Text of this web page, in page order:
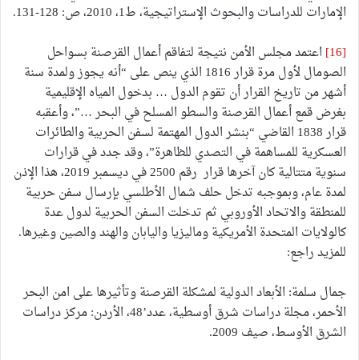
الإمارات للدراسات والبحوث الإستراتيجية، ط1، 2010، ص: 128-131.
[16]
اعتمد مجلس الأمن نتيجة لتفاقم أعمال القرصنة بسواحل
الصومال لأول مرة قرار 1816 الذي ينص على “أنه يجوز ولمدة سنة
أشهر من تاريخ القرار أن تقوم الدول … بدخول المياه الإقليمية
بغرض قمع أعمال القرصنة والسطو المسلح في البحر …”، وأعقبه
قرار 1838 القاضي “بنشر الدول المهتمة لسفن الحربية والطائرات
العسكرية للمساهمة في التصدي للظاهرة”، وقد جدد في قرارات
سنوية متتالية كان آخرها قرار رقم 2500 في ديسمبر 2019، هذا الإذن
لمدة عام، وبموجبه تدخل حلف شمال الأطلسي بإرسال سفن حربية
للمنطقة والاتحاد الأوروبي ثم تدخلت السفن الحربية لدول عدة
كالولايات المتحدة الأمريكية وماليزيا واليابان والهند والصين وغيرها.
للمزيد راجع:
جمال سلمة: الأبعاد الدولية لمشكلة القرصنة وتأثيرها على امن البحر
الأحمر، مجلة دراسات شرق أوسطية، عدد’48، الأردن: مركز دراسات
الشرق الأوسط، صيف 2009.